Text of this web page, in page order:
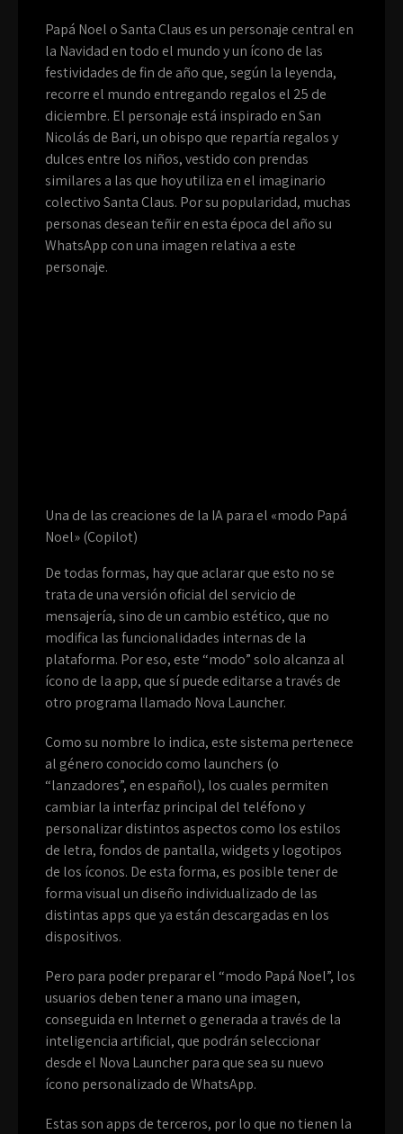
Papá Noel o Santa Claus es un personaje central en
la Navidad en todo el mundo y un ícono de las
festividades de fin de año que, según la leyenda,
recorre el mundo entregando regalos el 25 de
diciembre. El personaje está inspirado en San
Nicolás de Bari, un obispo que repartía regalos y
dulces entre los niños, vestido con prendas
similares a las que hoy utiliza en el imaginario
colectivo Santa Claus. Por su popularidad, muchas
personas desean teñir en esta época del año su
WhatsApp con una imagen relativa a este
personaje.
Una de las creaciones de la IA para el «modo Papá
Noel» (Copilot)
De todas formas, hay que aclarar que esto no se
trata de una versión oficial del servicio de
mensajería, sino de un cambio estético, que no
modifica las funcionalidades internas de la
plataforma. Por eso, este “modo” solo alcanza al
ícono de la app, que sí puede editarse a través de
otro programa llamado Nova Launcher.
Como su nombre lo indica, este sistema pertenece
al género conocido como launchers (o
“lanzadores”, en español), los cuales permiten
cambiar la interfaz principal del teléfono y
personalizar distintos aspectos como los estilos
de letra, fondos de pantalla, widgets y logotipos
de los íconos. De esta forma, es posible tener de
forma visual un diseño individualizado de las
distintas apps que ya están descargadas en los
dispositivos.
Pero para poder preparar el “modo Papá Noel”, los
usuarios deben tener a mano una imagen,
conseguida en Internet o generada a través de la
inteligencia artificial, que podrán seleccionar
desde el Nova Launcher para que sea su nuevo
ícono personalizado de WhatsApp.
Estas son apps de terceros, por lo que no tienen la